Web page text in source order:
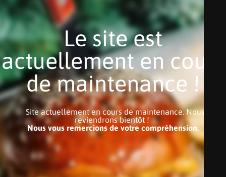
Le site est
actuellement en cours
de maintenance !
Site actuellement en cours de maintenance. Nous
reviendrons bientôt !
Nous vous remercions de votre compréhension.